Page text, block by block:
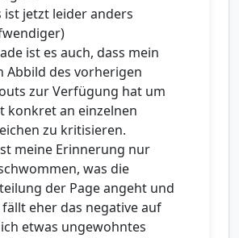
ist jetzt leider anders
ist es auch, dass mein
Abbild des vorherigen
zur Verfügung hat um
konkret an einzelnen
zu kritisieren.
meine Erinnerung nur
was die
der Page angeht und
eher das negative auf
etwas ungewohntes